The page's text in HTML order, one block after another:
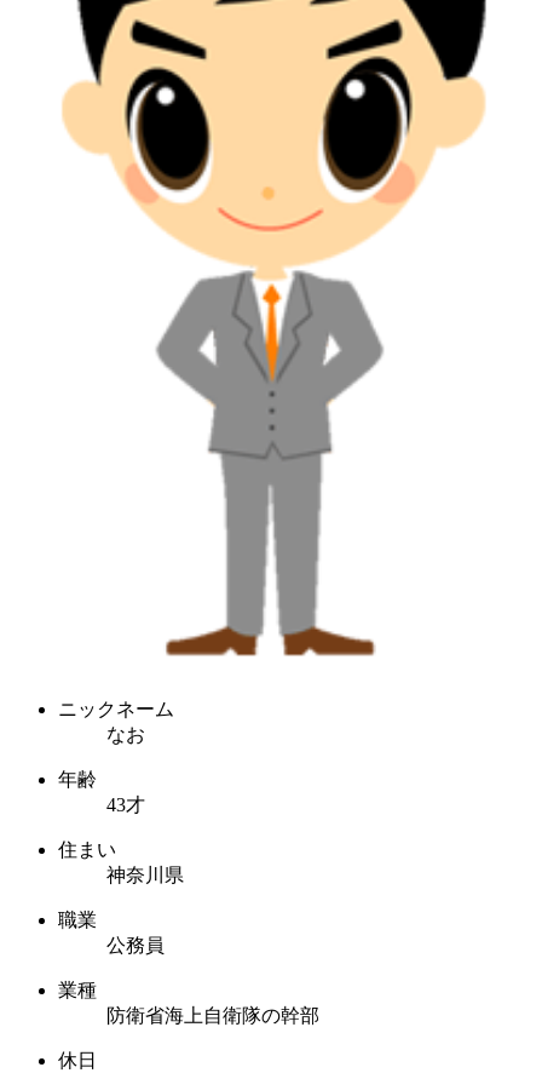
ニックネーム
なお
年齢
43才
住まい
神奈川県
職業
公務員
業種
防衛省海上自衛隊の幹部
休日